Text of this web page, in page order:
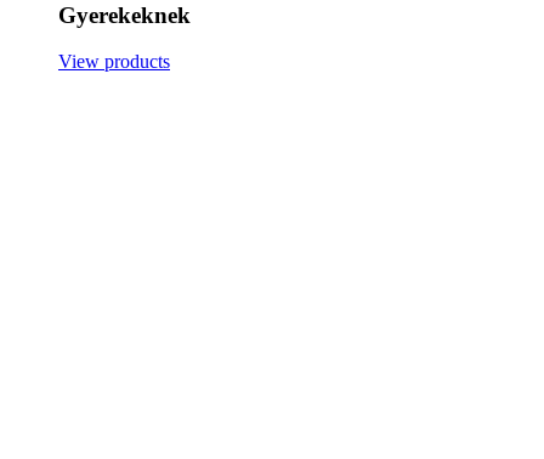
Gyerekeknek
View products